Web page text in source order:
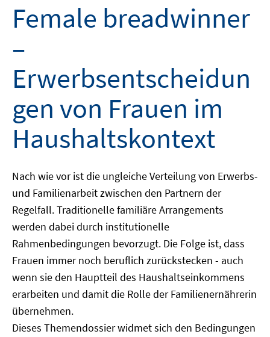
Female breadwinner
–
Erwerbsentscheidun
gen von Frauen im
Haushaltskontext
Nach wie vor ist die ungleiche Verteilung von Erwerbs-
und Familienarbeit zwischen den Partnern der
Regelfall. Traditionelle familiäre Arrangements
werden dabei durch institutionelle
Rahmenbedingungen bevorzugt. Die Folge ist, dass
Frauen immer noch beruflich zurückstecken - auch
wenn sie den Hauptteil des Haushaltseinkommens
erarbeiten und damit die Rolle der Familienernährerin
übernehmen.
Dieses Themendossier widmet sich den Bedingungen